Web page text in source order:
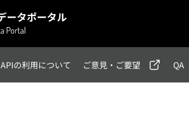
APIの利用について ご意見・ご要望 QA